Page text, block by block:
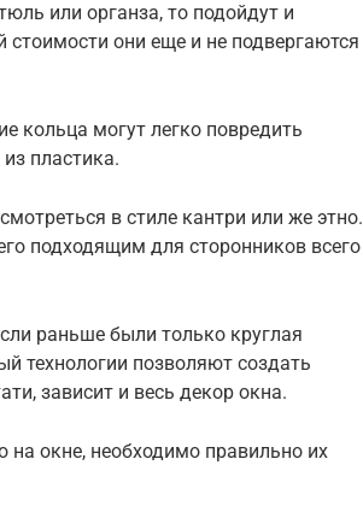
или органза, то подойдут и
они еще и не подвергаются
кольца могут легко повредить
пластика.
в стиле кантри или же этно.
подходящим для сторонников всего
раньше были только круглая
технологии позволяют создать
зависит и весь декор окна.
окне, необходимо правильно их